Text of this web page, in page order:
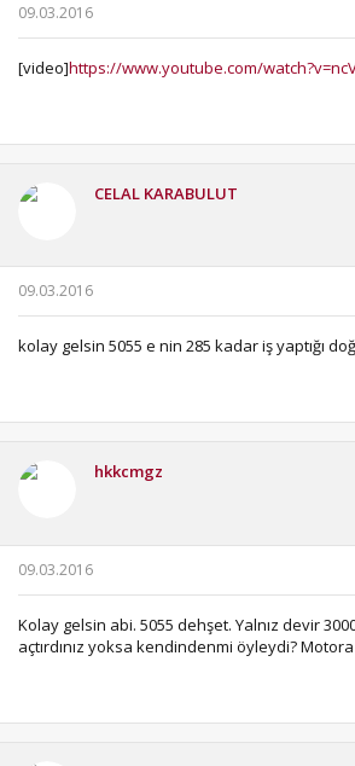
09.03.2016
[video]https://www.youtube.com/
CELAL KARABULUT
09.03.2016
kolay gelsin 5055 e nin 285 kadar iş yaptığı
hkkcmgz
09.03.2016
Kolay gelsin abi. 5055 dehşet. Yalnız devir
açtırdınız yoksa kendindenmi öyleydi?